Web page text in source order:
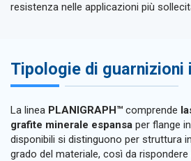
resistenza nelle applicazioni più
Tipologie di guarnizioni
La linea PLANIGRAPH™ comprende
grafite minerale espansa per flange
disponibili si distinguono per struttura
grado del materiale, così da